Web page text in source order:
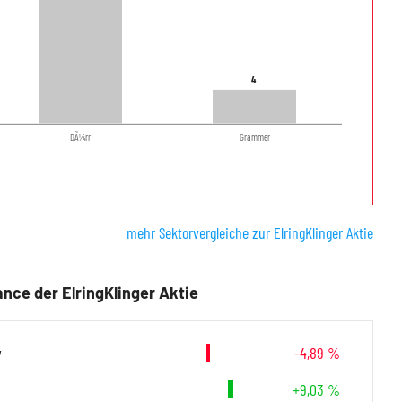
4
4
DÃ¼rr Grammer
mehr Sektorvergleiche zur ElringKlinger Aktie
der ElringKlinger Aktie
-4,89 %
+9,03 %